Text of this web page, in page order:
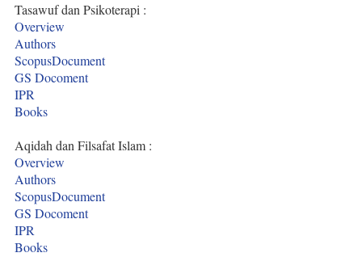
Tasawuf dan Psikoterapi :
Overview
Authors
ScopusDocument
GS Docoment
IPR
Books
Aqidah dan Filsafat Islam :
Overview
Authors
ScopusDocument
GS Docoment
IPR
Books